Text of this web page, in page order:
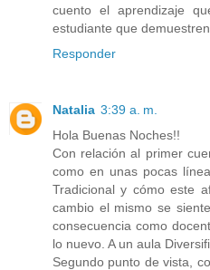
cuento el aprendizaje
estudiante que
Responder
Natalia 3:39 a. m.
Hola Buenas Noches!!
Con relación al primer
como en unas pocas
Tradicional y cómo este
cambio el mismo se
consecuencia como
lo nuevo. A un aula
Segundo punto de vista,